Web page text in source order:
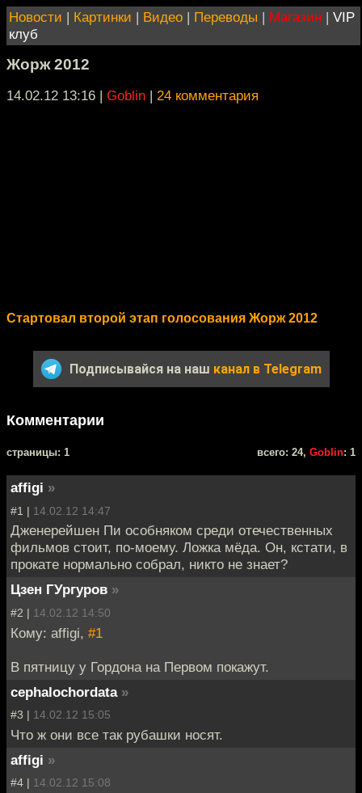
Новости | Картинки | Видео | Переводы | Магазин | VIP
клуб
Жорж 2012
14.02.12 13:16 | Goblin | 24 комментария
Стартовал второй этап голосования Жорж 2012
Подписывайся на наш канал в Telegram
Комментарии
cтраницы: 1 всего: 24, Goblin: 1
affigi »
#1 | 14.02.12 14:47
Дженерейшен Пи особняком среди отечественных
фильмов стоит, по-моему. Ложка мёда. Он, кстати, в
прокате нормально собрал, никто не знает?
Цзен ГУргуров »
#2 | 14.02.12 14:50
Кому: affigi, #1
В пятницу у Гордона на Первом покажут.
cephalochordata »
#3 | 14.02.12 15:05
Что ж они все так рубашки носят.
affigi »
#4 | 14.02.12 15:08